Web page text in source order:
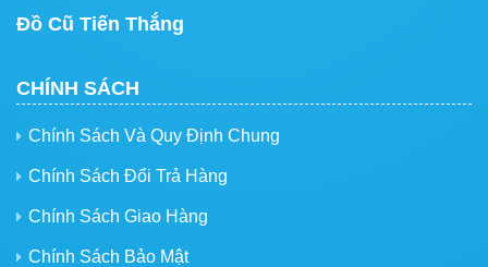
Đồ Cũ Tiến Thắng
CHÍNH SÁCH
Chính Sách Và Quy Định Chung
Chính Sách Đổi Trả Hàng
Chính Sách Giao Hàng
Chính Sách Bảo Mật